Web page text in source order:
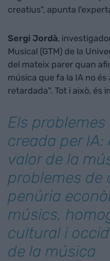
creatius", apunta
Sergi Jordà,
Musical (GTM) de la
del mateix parer quan
música que fa la IA no
retardada". Tot i això, és
Els
creada per
valor de la
problemes de
penúria
músics,
cultural i
de la música